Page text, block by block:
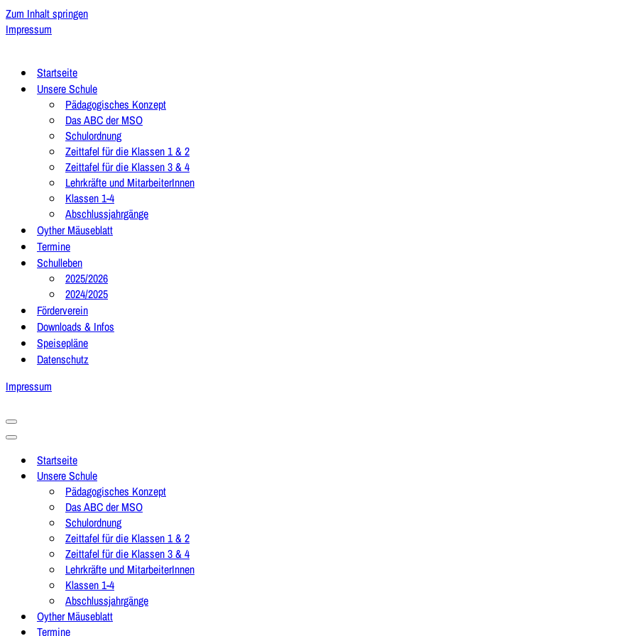
Zum Inhalt springen
Impressum
Startseite
Unsere Schule
Pädagogisches Konzept
Das ABC der MSO
Schulordnung
Zeittafel für die Klassen 1 & 2
Zeittafel für die Klassen 3 & 4
Lehrkräfte und MitarbeiterInnen
Klassen 1-4
Abschlussjahrgänge
Oyther Mäuseblatt
Termine
Schulleben
2025/2026
2024/2025
Förderverein
Downloads & Infos
Speisepläne
Datenschutz
Impressum
Navigationsmenü
Navigationsmenü
Startseite
Unsere Schule
Pädagogisches Konzept
Das ABC der MSO
Schulordnung
Zeittafel für die Klassen 1 & 2
Zeittafel für die Klassen 3 & 4
Lehrkräfte und MitarbeiterInnen
Klassen 1-4
Abschlussjahrgänge
Oyther Mäuseblatt
Termine